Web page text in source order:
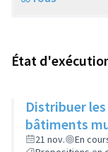
Scope
État
Distribuer
bâtiments
21 nov.
En